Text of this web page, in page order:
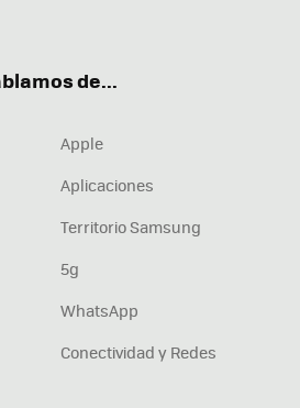
de...
Apple
Aplicaciones
Territorio Samsung
5g
WhatsApp
Conectividad y Redes